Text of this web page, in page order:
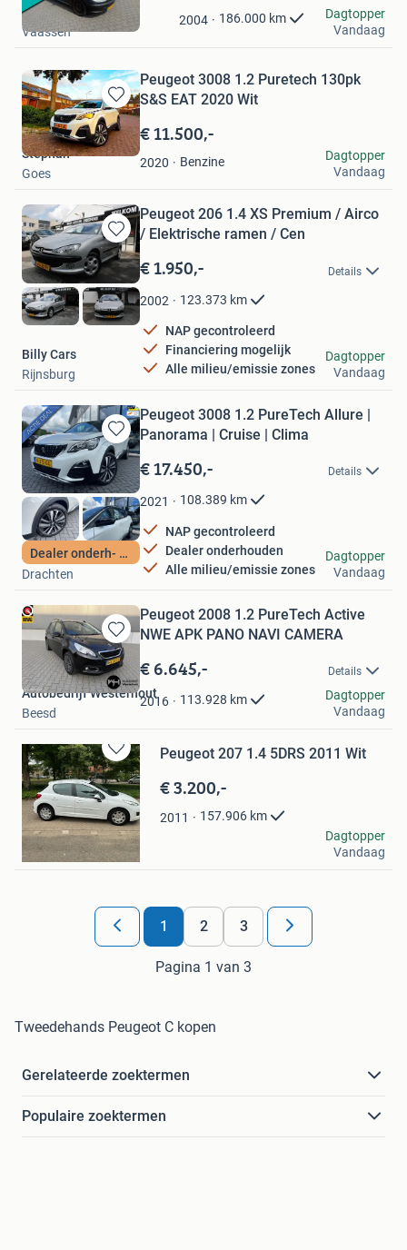
Mijn
Favorieten
2004 186.000 km
HSV Auto's B.V.
Vaassen
Dagtopper
Vandaag
Bewaren
in
Mijn
Favorieten
Peugeot 3008 1.2 Puretech 130pk
S&S EAT 2020 Wit
€ 11.500,-
2020 Benzine
Stephan
Goes
Dagtopper
Vandaag
Bewaren
in
Mijn
Favorieten
Peugeot 206 1.4 XS Premium / Airco
/ Elektrische ramen / Cen
€ 1.950,- Details
2002 123.373 km
NAP gecontroleerd
Financiering mogelijk
Alle milieu/emissie zones
Billy Cars
Rijnsburg
Dagtopper
Vandaag
Bewaren
in
Mijn
Favorieten
Dealer onderh- NAP
Peugeot 3008 1.2 PureTech Allure |
Panorama | Cruise | Clima
€ 17.450,- Details
2021 108.389 km
NAP gecontroleerd
Dealer onderhouden
Alle milieu/emissie zones
Auto Q burg
Drachten
Dagtopper
Vandaag
Bewaren
in
Mijn
Favorieten
Peugeot 2008 1.2 PureTech Active
NWE APK PANO NAVI CAMERA
€ 6.645,- Details
2016 113.928 km
Autobedrijf Westerhout
Beesd
Dagtopper
Vandaag
Bewaren
in
Mijn
Favorieten
Peugeot 207 1.4 5DRS 2011 Wit
€ 3.200,-
2011 157.906 km
kim
Weert
Dagtopper
Vandaag
1 2 3
Pagina 1 van 3
Tweedehands Peugeot C kopen
Gerelateerde zoektermen
Populaire zoektermen